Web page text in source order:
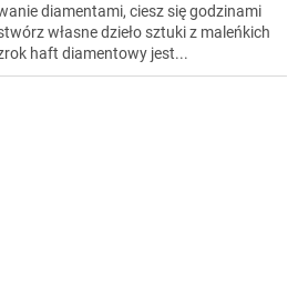
diamentami, ciesz się godzinami
własne dzieło sztuki z maleńkich
haft diamentowy jest...